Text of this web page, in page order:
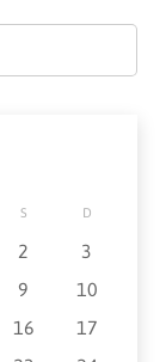
S D
2
3
9
10
16
17